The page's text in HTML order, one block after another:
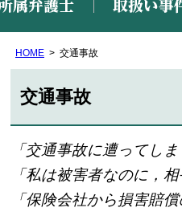
HOME 交通事故
交通事故
「交通事故に遭ってし
「私は被害者なのに，
「保険会社から損害賠
法律相談のご予約